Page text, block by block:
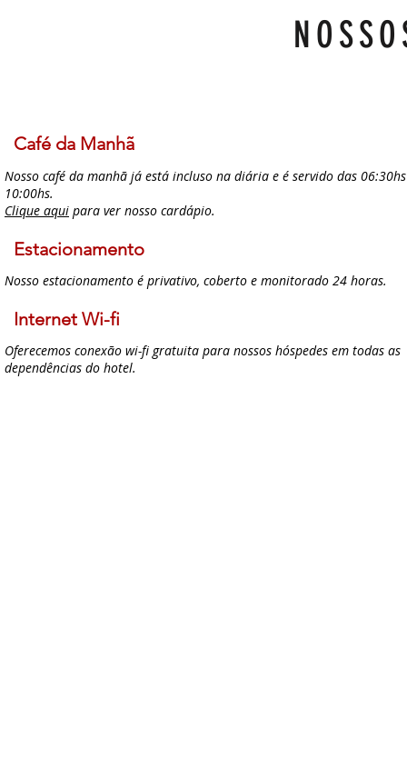
Café da Manhã
Nosso café da manhã já está incluso na diária e é servido das
10:00hs.
Clique aqui para ver nosso cardápio.
Estacionamento
Nosso estacionamento é privativo, coberto e monitorado 24 horas.
Internet Wi-fi
Oferecemos conexão wi-fi gratuita para nossos hóspedes em todas as
dependências do hotel.